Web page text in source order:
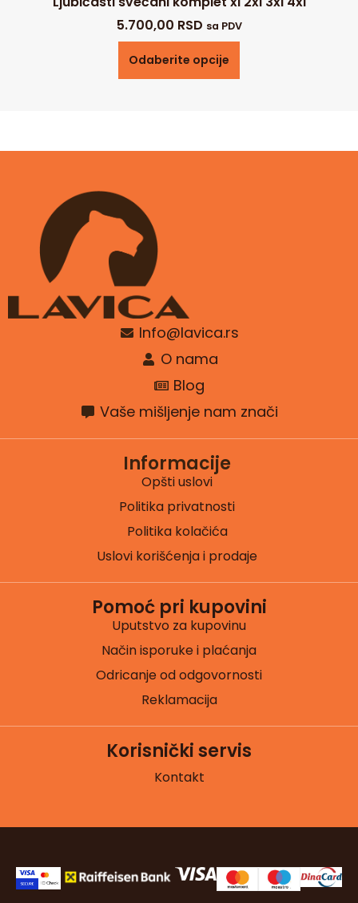
5.700,00 RSD sa PDV
Odaberite opcije
Info@lavica.rs
O nama
Blog
Vaše mišljenje nam znači
Informacije
Opšti uslovi
Politika privatnosti
Politika kolačića
Uslovi korišćenja i prodaje
Pomoć pri kupovini
Uputstvo za kupovinu
Način isporuke i plaćanja
Odricanje od odgovornosti
Reklamacija
Korisnički servis
Kontakt